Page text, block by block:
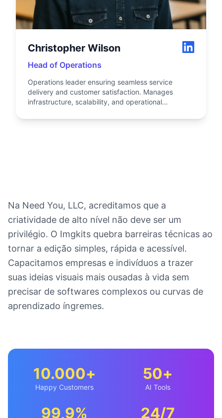
Christopher Wilson
Head of Operations
Operations leader ensuring seamless service
delivery and customer satisfaction. Manages
infrastructure, scalability, and operational
Na Need You, LLC, acreditamos que a
criatividade de alto nível não deve ser um
privilégio. O Imgkits quebra barreiras técnicas ao
tornar a edição simples, rápida e acessível.
Capacitamos empresas e indivíduos a trazer
suas ideias visuais mais ousadas à vida sem
precisar de softwares complexos ou curvas de
aprendizado íngremes.
10.000+
Happy Customers
50+
AI Tools
99,9% 24/7